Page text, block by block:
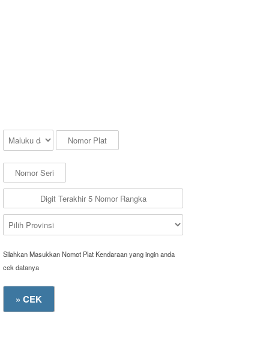
Silahkan Masukkan Nomot Plat Kendaraan yang ingin anda
cek datanya